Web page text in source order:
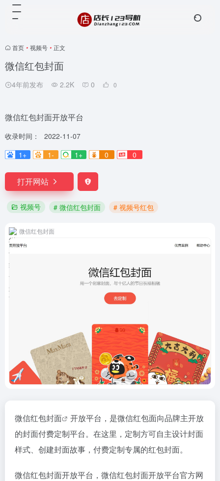
首页 • 视频号 • 正文
微信红包封面
4年前发布 2.2K 0 0
微信红包封面开放平台
收录时间：
2022-11-07
1+
1- 1+ 0 0
打开网站
视频号 # 微信红包封面 # 视频号红包
微信红包封面
微信红包封面
开放平台，是微信红包面向品牌主开放
的封面付费定制平台。在这里，定制方可自主设计封面
样式、创建封面故事，付费定制专属的红包封面。
微信红包封面开放平台，微信红包封面开放平台官方网